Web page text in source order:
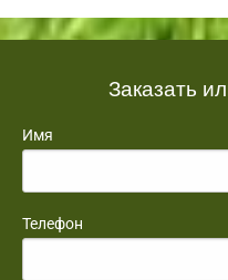
Заказать
Имя
Телефон